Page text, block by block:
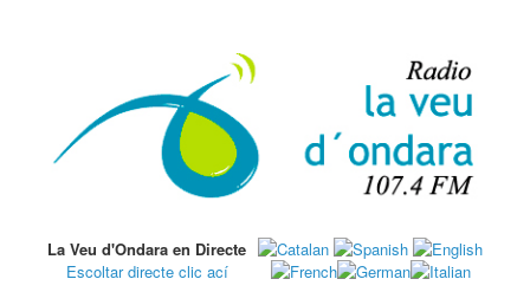
La Veu d'Ondara en Directe
Escoltar directe clic ací